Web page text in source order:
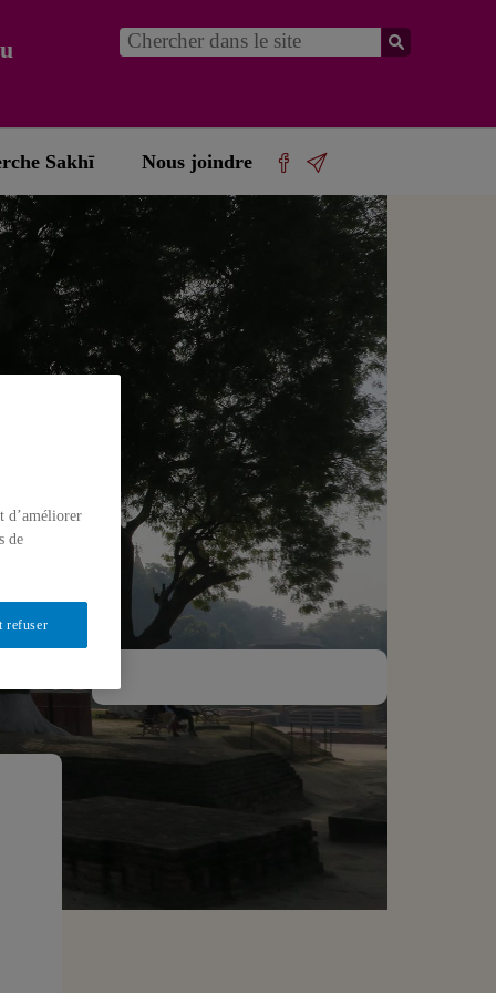
Sakhī Nous joindre
d’améliorer
de
refuser